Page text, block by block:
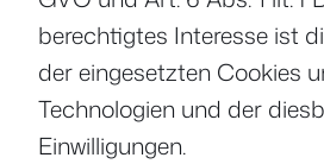
berechtigtes Interesse ist
der eingesetzten Cookies
Technologien und der
Einwilligungen.